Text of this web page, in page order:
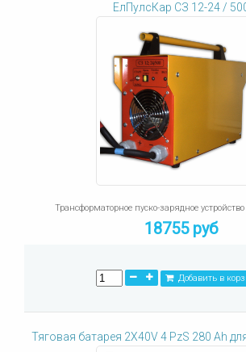
ЕлПулсКар СЗ 12-24 /
Трансформаторное пуско-зарядное
18755 руб
Добавить в
Тяговая батарея 2X40V 4 PzS 280 Ah